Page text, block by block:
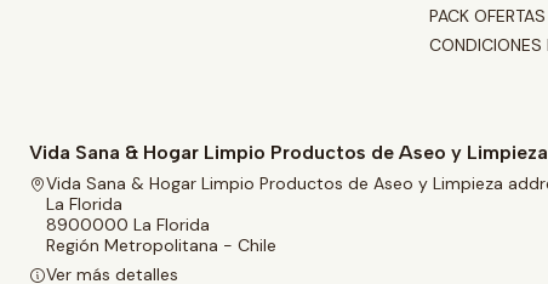
PACK OFERTAS
CONDICIONES
Vida Sana & Hogar Limpio Productos de Aseo y
Vida Sana & Hogar Limpio Productos de Aseo y Limpieza
La Florida
8900000 La Florida
Región Metropolitana - Chile
Ver más detalles